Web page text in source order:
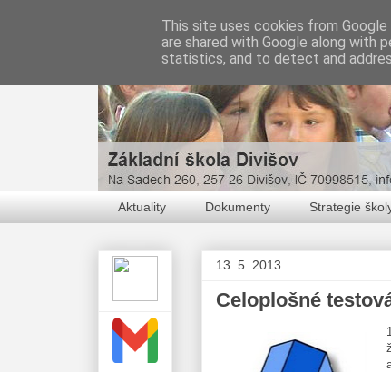
Aktuality Dokumenty Strategie
13. 5. 2013
Celoplošné
This site uses cookies from
are shared with Google along with
statistics, and to detect and